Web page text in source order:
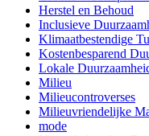
Herstel en Behoud
Inclusieve
Klimaatbestendige
Kostenbesparend
Lokale
Milieu
Milieucontroverses
Milieuvriendelijke
mode